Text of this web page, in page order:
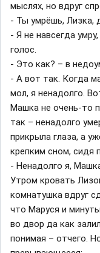
мыслях, но вдруг
- Ты умрёшь, Лизка,
- Я не навсегда
голос.
- Это как? – в
- А вот так. Когда
мол, я ненадолго.
Машка не очень-то
так – ненадолго
прикрыла глаза, а
крепким сном, сидя
- Ненадолго я,
Утром кровать
комнатушка вдруг
что Маруся и
во двор да как
понимая – отчего.